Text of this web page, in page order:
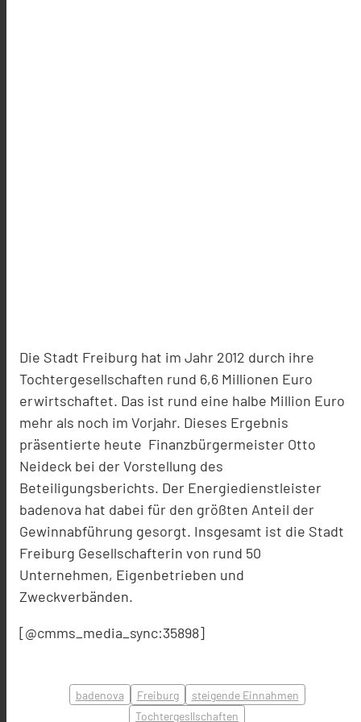
Die Stadt Freiburg hat im Jahr 2012 durch ihre
Tochtergesellschaften rund 6,6 Millionen Euro
erwirtschaftet. Das ist rund eine halbe Million Euro
mehr als noch im Vorjahr. Dieses Ergebnis
präsentierte heute Finanzbürgermeister Otto
Neideck bei der Vorstellung des
Beteiligungsberichts. Der Energiedienstleister
badenova hat dabei für den größten Anteil der
Gewinnabführung gesorgt. Insgesamt ist die Stadt
Freiburg Gesellschafterin von rund 50
Unternehmen, Eigenbetrieben und
Zweckverbänden.
[@cmms_media_sync:35898]
badenova Freiburg
steigende Einnahmen
Tochtergesllschaften